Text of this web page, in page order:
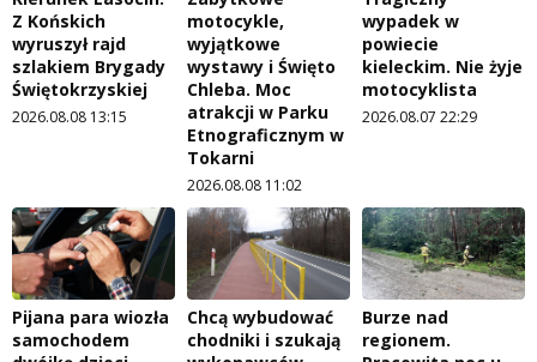
Z Końskich
wyruszył rajd
szlakiem Brygady
Świętokrzyskiej
2026.08.08 13:15
motocykle,
wyjątkowe
wystawy i Święto
Chleba. Moc
atrakcji w Parku
Etnograficznym w
Tokarni
2026.08.08 11:02
wypadek w
powiecie
kieleckim. Nie żyje
motocyklista
2026.08.07 22:29
Pijana para wiozła
samochodem
Chcą wybudować
chodniki i szukają
Burze nad
regionem.